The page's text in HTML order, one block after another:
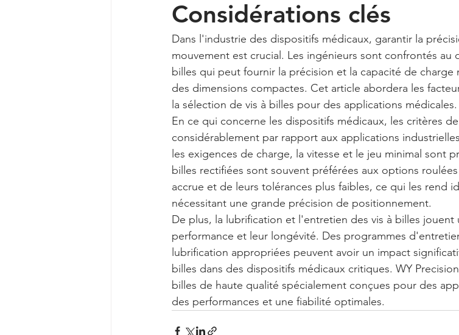
Considérations clés
Dans l'industrie des dispositifs médicaux, garantir la
mouvement est crucial. Les ingénieurs sont confrontés au
billes qui peut fournir la précision et la capacité de charge
des dimensions compactes. Cet article abordera les
la sélection de vis à billes pour des applications médicales.
En ce qui concerne les dispositifs médicaux, les critères
considérablement par rapport aux applications
les exigences de charge, la vitesse et le jeu minimal sont
billes rectifiées sont souvent préférées aux options
accrue et de leurs tolérances plus faibles, ce qui les rend
nécessitant une grande précision de positionnement.
De plus, la lubrification et l'entretien des vis à billes jouent
performance et leur longévité. Des programmes
lubrification appropriées peuvent avoir un impact
billes dans des dispositifs médicaux critiques. WY
billes de haute qualité spécialement conçues pour des
des performances et une fiabilité optimales.